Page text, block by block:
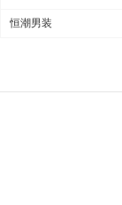
恒潮男装